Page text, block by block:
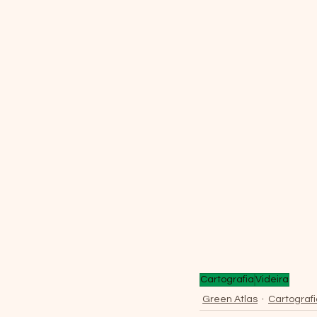
Cartografia Videira
Green Atlas